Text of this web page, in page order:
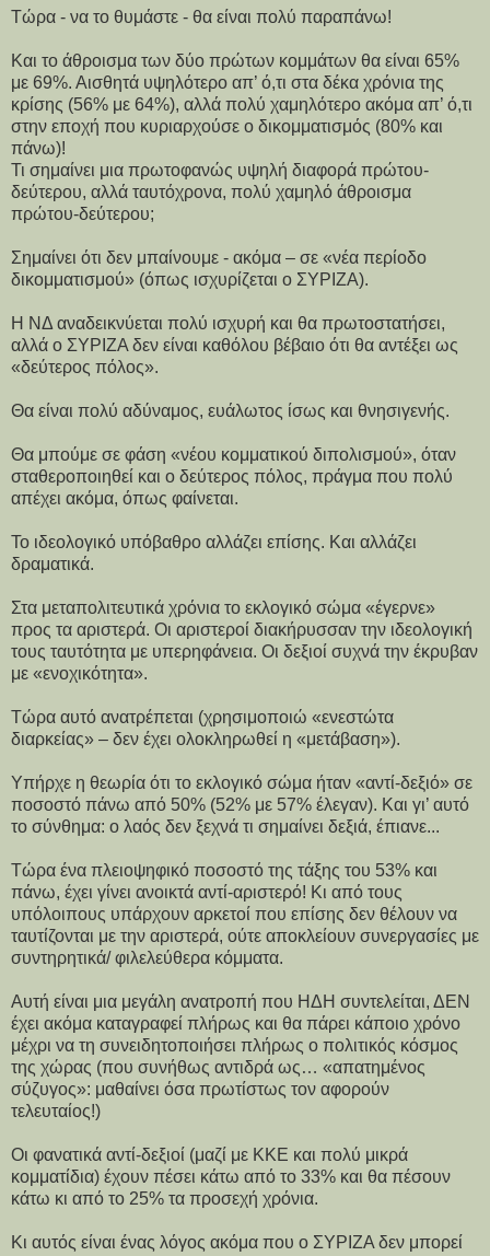
Τώρα - να το θυμάστε - θα είναι πολύ παραπάνω!
Και το άθροισμα των δύο πρώτων κομμάτων θα είναι 65%
με 69%. Αισθητά υψηλότερο απ’ ό,τι στα δέκα χρόνια της
κρίσης (56% με 64%), αλλά πολύ χαμηλότερο ακόμα απ’ ό,τι
στην εποχή που κυριαρχούσε ο δικομματισμός (80% και
πάνω)!
Τι σημαίνει μια πρωτοφανώς υψηλή διαφορά πρώτου-
δεύτερου, αλλά ταυτόχρονα, πολύ χαμηλό άθροισμα
πρώτου-δεύτερου;
Σημαίνει ότι δεν μπαίνουμε - ακόμα – σε «νέα περίοδο
δικομματισμού» (όπως ισχυρίζεται ο ΣΥΡΙΖΑ).
Η ΝΔ αναδεικνύεται πολύ ισχυρή και θα πρωτοστατήσει,
αλλά ο ΣΥΡΙΖΑ δεν είναι καθόλου βέβαιο ότι θα αντέξει ως
«δεύτερος πόλος».
Θα είναι πολύ αδύναμος, ευάλωτος ίσως και θνησιγενής.
Θα μπούμε σε φάση «νέου κομματικού διπολισμού», όταν
σταθεροποιηθεί και ο δεύτερος πόλος, πράγμα που πολύ
απέχει ακόμα, όπως φαίνεται.
Το ιδεολογικό υπόβαθρο αλλάζει επίσης. Και αλλάζει
δραματικά.
Στα μεταπολιτευτικά χρόνια το εκλογικό σώμα «έγερνε»
προς τα αριστερά. Οι αριστεροί διακήρυσσαν την ιδεολογική
τους ταυτότητα με υπερηφάνεια. Οι δεξιοί συχνά την έκρυβαν
με «ενοχικότητα».
Τώρα αυτό ανατρέπεται (χρησιμοποιώ «ενεστώτα
διαρκείας» – δεν έχει ολοκληρωθεί η «μετάβαση»).
Υπήρχε η θεωρία ότι το εκλογικό σώμα ήταν «αντί-δεξιό» σε
ποσοστό πάνω από 50% (52% με 57% έλεγαν). Και γι’ αυτό
το σύνθημα: ο λαός δεν ξεχνά τι σημαίνει δεξιά, έπιανε...
Τώρα ένα πλειοψηφικό ποσοστό της τάξης του 53% και
πάνω, έχει γίνει ανοικτά αντί-αριστερό! Κι από τους
υπόλοιπους υπάρχουν αρκετοί που επίσης δεν θέλουν να
ταυτίζονται με την αριστερά, ούτε αποκλείουν συνεργασίες με
συντηρητικά/ φιλελεύθερα κόμματα.
Αυτή είναι μια μεγάλη ανατροπή που ΗΔΗ συντελείται, ΔΕΝ
έχει ακόμα καταγραφεί πλήρως και θα πάρει κάποιο χρόνο
μέχρι να τη συνειδητοποιήσει πλήρως ο πολιτικός κόσμος
της χώρας (που συνήθως αντιδρά ως… «απατημένος
σύζυγος»: μαθαίνει όσα πρωτίστως τον αφορούν
τελευταίος!)
Οι φανατικά αντί-δεξιοί (μαζί με ΚΚΕ και πολύ μικρά
κομματίδια) έχουν πέσει κάτω από το 33% και θα πέσουν
κάτω κι από το 25% τα προσεχή χρόνια.
Κι αυτός είναι ένας λόγος ακόμα που ο ΣΥΡΙΖΑ δεν μπορεί